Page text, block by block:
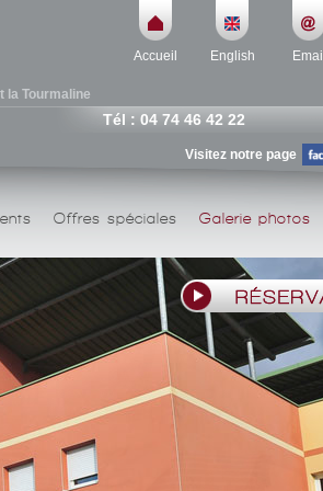
Email
English
Accueil
la Tourmaline
Tél : 04 74 46 42 22
Visitez notre page
Offres spéciales Galerie photos